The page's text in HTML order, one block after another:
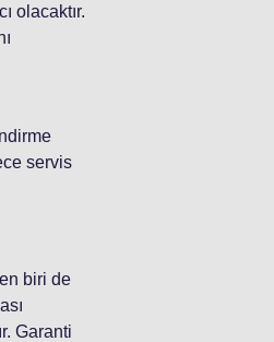
olacaktır.
servis
biri de
Garanti